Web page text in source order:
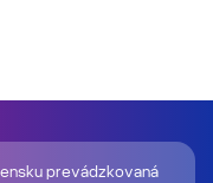
prevádzkovaná